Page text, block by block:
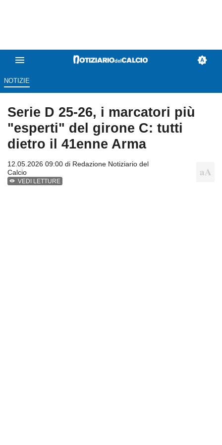
NOTIZIE
Serie D 25-26, i marcatori più
"esperti" del girone C: tutti
dietro il 41enne Arma
12.05.2026 09:00 di Redazione Notiziario del
Calcio
VEDI LETTURE